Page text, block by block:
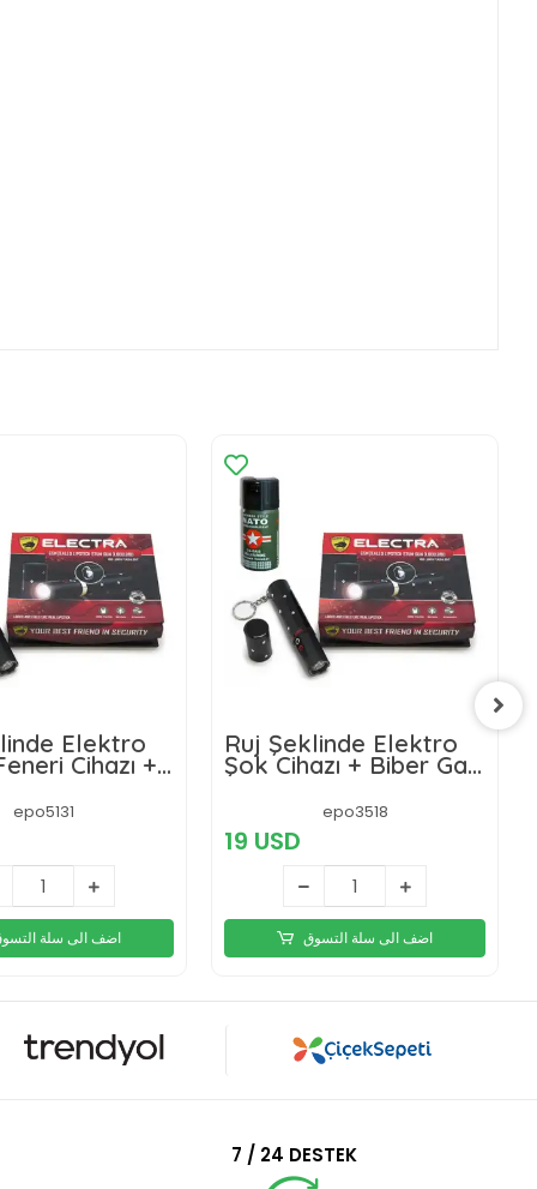
Elektro
Cihazı +
Hediyeli
epo5131
اضف الى سلة
Ruj Şeklinde Elektro
Şok Cihazı + Biber Gaz
Hediyeli
epo3518
19 USD
اضف الى سلة التسوق
7 / 24 DESTEK